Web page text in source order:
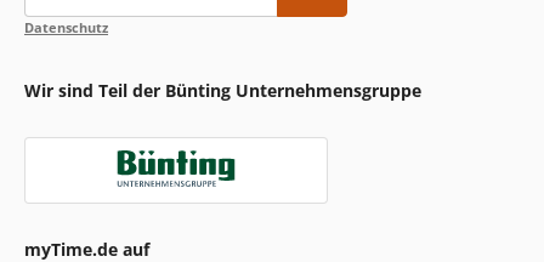
Datenschutz
Wir sind Teil der Bünting Unternehmensgruppe
myTime.de auf